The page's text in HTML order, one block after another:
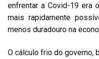
enfrentar a Covid-19 era
mais rapidamente
menos duradouro na
O cálculo frio do governo,